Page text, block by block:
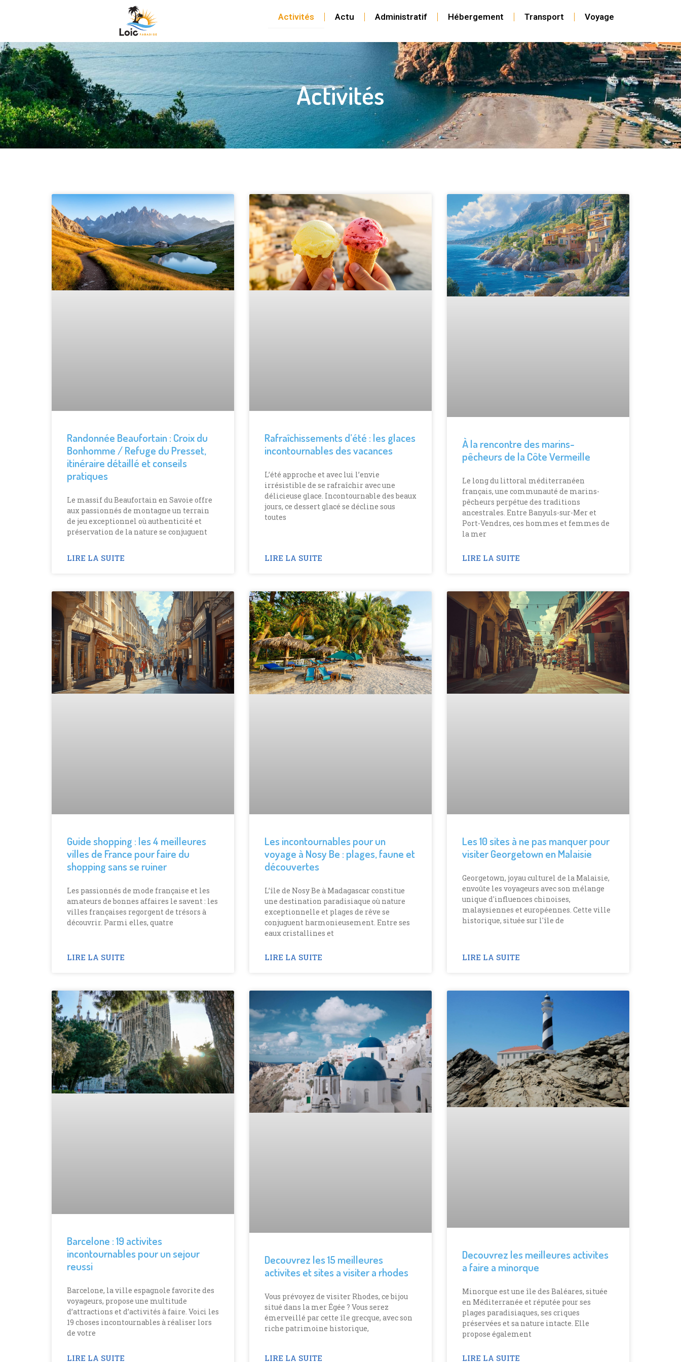
Activités Actu Administratif Hébergement Transport Voyage
Activités
Randonnée Beaufortain : Croix du
Bonhomme / Refuge du Presset,
itinéraire détaillé et conseils
pratiques
Le massif du Beaufortain en Savoie offre
aux passionnés de montagne un terrain
de jeu exceptionnel où authenticité et
préservation de la nature se conjuguent
LIRE LA SUITE
Rafraîchissements d’été : les glaces
incontournables des vacances
L’été approche et avec lui l’envie
irrésistible de se rafraîchir avec une
délicieuse glace. Incontournable des beaux
jours, ce dessert glacé se décline sous
toutes
LIRE LA SUITE
À la rencontre des marins-
pêcheurs de la Côte Vermeille
Le long du littoral méditerranéen
français, une communauté de marins-
pêcheurs perpétue des traditions
ancestrales. Entre Banyuls-sur-Mer et
Port-Vendres, ces hommes et femmes de
la mer
LIRE LA SUITE
Guide shopping : les 4 meilleures
villes de France pour faire du
shopping sans se ruiner
Les passionnés de mode française et les
amateurs de bonnes affaires le savent : les
villes françaises regorgent de trésors à
découvrir. Parmi elles, quatre
LIRE LA SUITE
Les incontournables pour un
voyage à Nosy Be : plages, faune et
découvertes
L’île de Nosy Be à Madagascar constitue
une destination paradisiaque où nature
exceptionnelle et plages de rêve se
conjuguent harmonieusement. Entre ses
eaux cristallines et
LIRE LA SUITE
Les 10 sites à ne pas manquer pour
visiter Georgetown en Malaisie
Georgetown, joyau culturel de la Malaisie,
envoûte les voyageurs avec son mélange
unique d'influences chinoises,
malaysiennes et européennes. Cette ville
historique, située sur l'île de
LIRE LA SUITE
Barcelone : 19 activites
incontournables pour un sejour
reussi
Barcelone, la ville espagnole favorite des
voyageurs, propose une multitude
d’attractions et d’activités à faire. Voici les
19 choses incontournables à réaliser lors
de votre
LIRE LA SUITE
Decouvrez les 15 meilleures
activites et sites a visiter a rhodes
Vous prévoyez de visiter Rhodes, ce bijou
situé dans la mer Égée ? Vous serez
émerveillé par cette île grecque, avec son
riche patrimoine historique,
LIRE LA SUITE
Decouvrez les meilleures activites
a faire a minorque
Minorque est une île des Baléares, située
en Méditerranée et réputée pour ses
plages paradisiaques, ses criques
préservées et sa nature intacte. Elle
propose également
LIRE LA SUITE